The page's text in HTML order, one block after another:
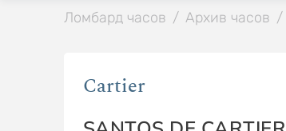
Ломбард часов / Архив часов /
Cartier